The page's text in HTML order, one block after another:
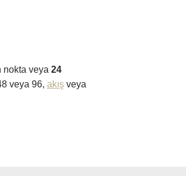
nokta veya 24
veya 96, akış veya